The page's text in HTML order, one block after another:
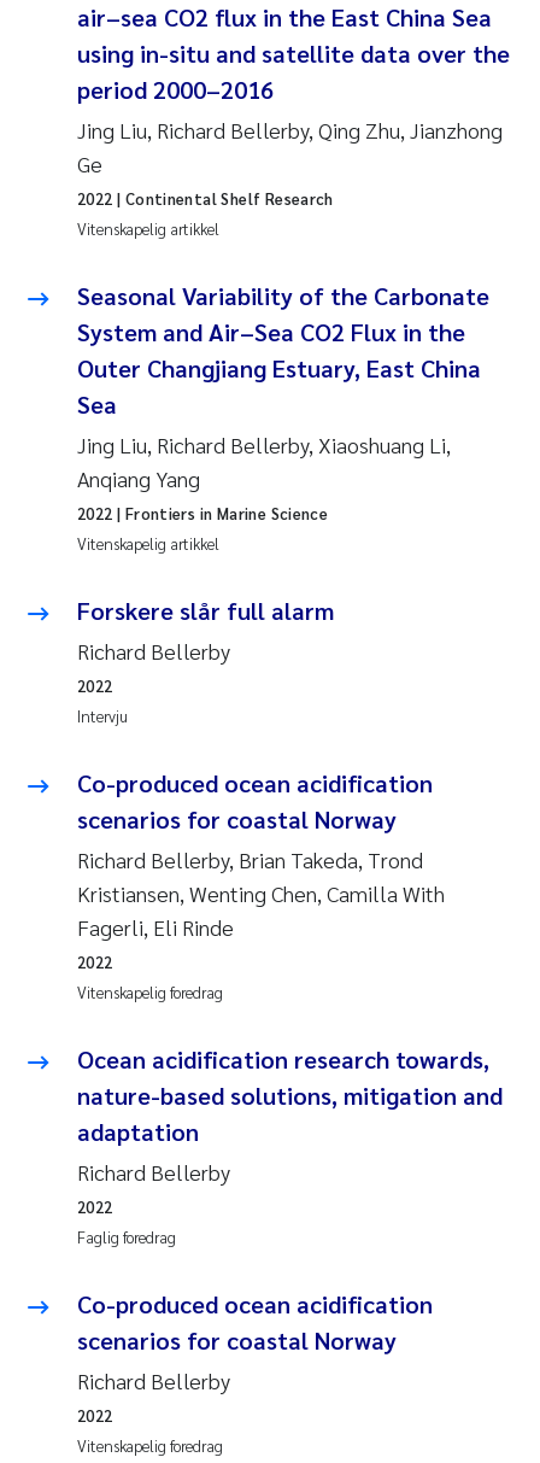
air–sea CO2 flux in the East China Sea
using in-situ and satellite data over the
period 2000–2016
Jing Liu, Richard Bellerby, Qing Zhu, Jianzhong
Ge
Vitenskapelig artikkel
2022 | Continental Shelf Research
Seasonal Variability of the Carbonate
System and Air–Sea CO2 Flux in the
Outer Changjiang Estuary, East China
Sea
Jing Liu, Richard Bellerby, Xiaoshuang Li,
Anqiang Yang
Vitenskapelig artikkel
2022 | Frontiers in Marine Science
Forskere slår full alarm
Richard Bellerby
Intervju
2022
Co-produced ocean acidification
scenarios for coastal Norway
Richard Bellerby, Brian Takeda, Trond
Kristiansen, Wenting Chen, Camilla With
Fagerli, Eli Rinde
Vitenskapelig foredrag
2022
Ocean acidification research towards,
nature-based solutions, mitigation and
adaptation
Richard Bellerby
Faglig foredrag
2022
Co-produced ocean acidification
scenarios for coastal Norway
Richard Bellerby
Vitenskapelig foredrag
2022